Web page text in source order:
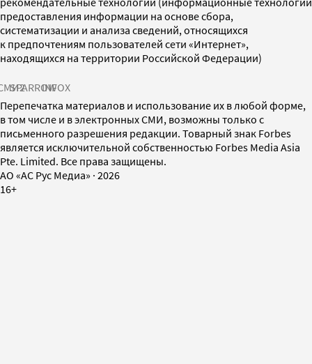
предоставления информации на основе сбора,
систематизации и анализа сведений, относящихся
к предпочтениям пользователей сети «Интернет»,
находящихся на территории Российской Федерации)
SPARROWINFOX
Перепечатка материалов и использование их в любой форме,
в том числе и в электронных СМИ, возможны только с
письменного разрешения редакции. Товарный знак Forbes
является исключительной собственностью Forbes Media Asia
Pte. Limited. Все права защищены.
AO «АС Рус Медиа» · 2026
16+